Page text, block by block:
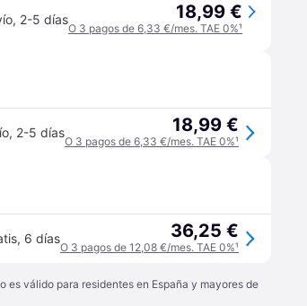
, 2-5 días 18,99 €
O 3 pagos de 6,33 €/mes. TAE 0%¹
, 2-5 días 18,99 €
O 3 pagos de 6,33 €/mes. TAE 0%¹
, 6 días 36,25 €
O 3 pagos de 12,08 €/mes. TAE 0%¹
es válido para residentes en España y mayores de